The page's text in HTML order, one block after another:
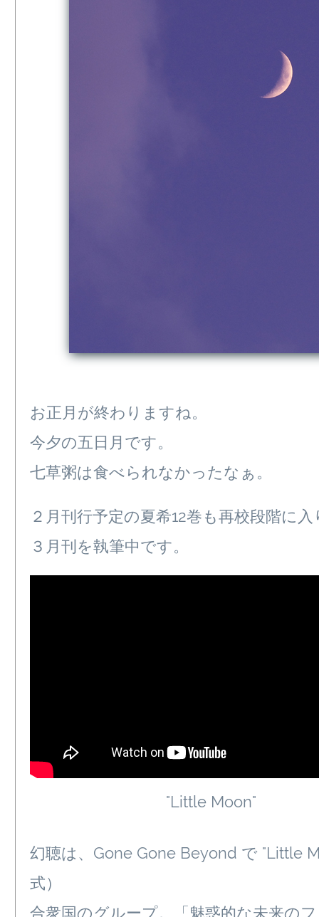
お正月が終わりますね。
今夕の五日月です。
七草粥は食べられなかったなぁ。
２月刊行予定の夏希12巻も再校段階に
３月刊を執筆中です。
"Little Moon"
幻聴は、Gone Gone Beyond で "Little
式）
合衆国のグループ。「魅惑的な未来の